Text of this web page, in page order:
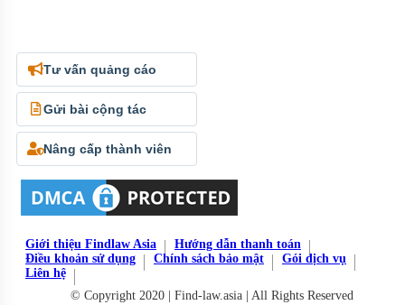
Tư vấn quảng cáo
Gửi bài cộng tác
Nâng cấp thành viên
Giới thiệu Findlaw Asia
Hướng dẫn thanh toán
Điều khoản sử dụng
Chính sách bảo mật
Gói dịch vụ
Liên hệ
© Copyright 2020 | Find-law.asia | All Rights Reserved